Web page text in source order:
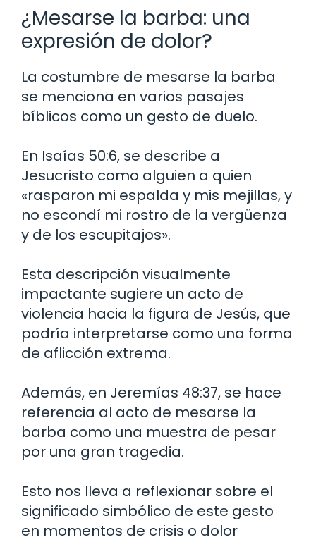
¿Mesarse la barba: una
expresión de dolor?
La costumbre de mesarse la barba
se menciona en varios pasajes
bíblicos como un gesto de duelo.
En Isaías 50:6, se describe a
Jesucristo como alguien a quien
«rasparon mi espalda y mis mejillas, y
no escondí mi rostro de la vergüenza
y de los escupitajos».
Esta descripción visualmente
impactante sugiere un acto de
violencia hacia la figura de Jesús, que
podría interpretarse como una forma
de aflicción extrema.
Además, en Jeremías 48:37, se hace
referencia al acto de mesarse la
barba como una muestra de pesar
por una gran tragedia.
Esto nos lleva a reflexionar sobre el
significado simbólico de este gesto
en momentos de crisis o dolor